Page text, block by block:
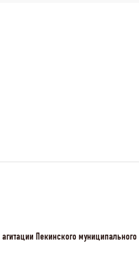
агитации Пекинского